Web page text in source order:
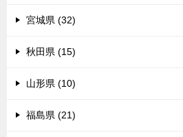
宮城県 (32)
秋田県 (15)
山形県 (10)
福島県 (21)